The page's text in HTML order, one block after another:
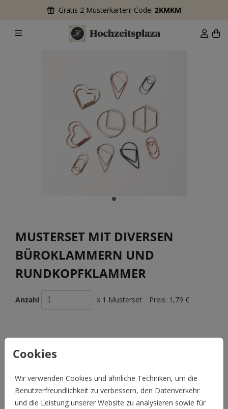
Gratis 2 Musterkarten! Code: 2KMKM
Cookies
Wir verwenden Cookies und ähnliche Techniken, um die
Benutzerfreundlichkeit zu verbessern, den Datenverkehr
und die Leistung unserer Website zu analysieren sowie für
MUSTERSET MIT DIVERSEN
BÜROKLAMMERN UND
RUNDKOPFKLAMMER
Anzahl x 1 Musterset Preis: 1,79 €
BESCHREIBUNG
Büroklammern oder auch Rundkopfklammern im Angebot.
Bestelt Euch unser Musterset mit unserer Auswahl an
Klammern um zu sehen, welche am besten zu Euren Karten